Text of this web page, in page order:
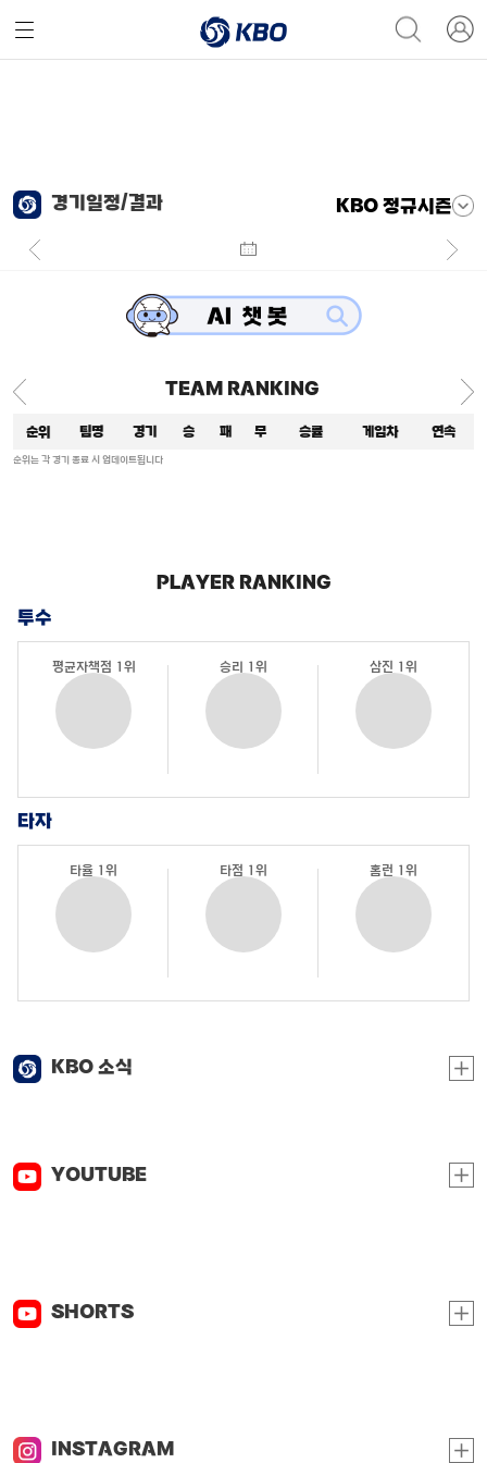
경기일정/결과 KBO 정규시즌
TEAM RANKING
순위 팀명 경기 승 패 무 승률 게임차 연속
순위는 각 경기 종료 시 업데이트됩니다
PLAYER RANKING
투수
평균자책점 1위 승리 1위 삼진 1위
타자
타율 1위 타점 1위 홈런 1위
KBO 소식
YOUTUBE
SHORTS
INSTAGRAM